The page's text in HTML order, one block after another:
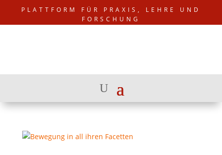
PLATTFORM FÜR PRAXIS, LEHRE UND
FORSCHUNG